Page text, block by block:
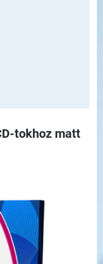
tokhoz matt